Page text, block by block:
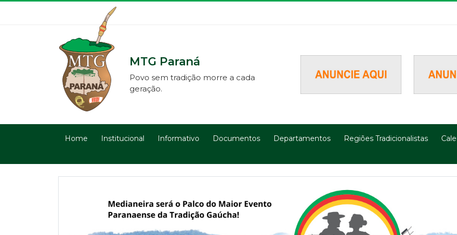
MTG Paraná
Povo sem tradição morre a cada
geração.
Home Institucional Informativo Documentos Departamentos Regiões Tradicionalistas